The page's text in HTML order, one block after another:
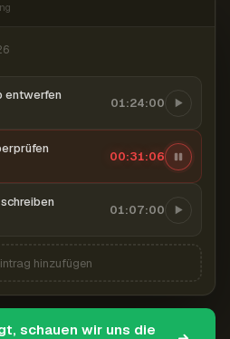
entwerfen 01:24:00
00:31:06
01:07:00
hinzufügen
schauen wir uns die